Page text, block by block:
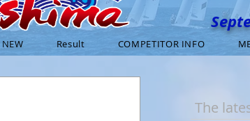
The
NEW Result COMPETITOR INFO